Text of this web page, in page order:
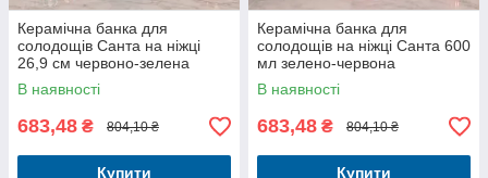
Керамічна банка для
солодощів Санта на ніжці
26,9 см червоно-зелена
В наявності
683,48 ₴ 804,10 ₴
Купити
Керамічна банка для
солодощів на ніжці Санта 600
мл зелено-червона
В наявності
683,48 ₴ 804,10 ₴
Купити